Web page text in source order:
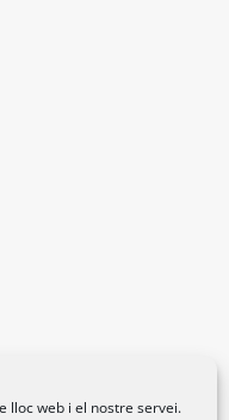
lloc web i el nostre servei.